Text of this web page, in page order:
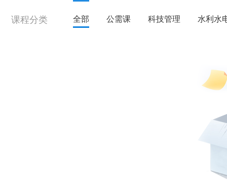
课程分类 全部 公需课 科技管理 水利水